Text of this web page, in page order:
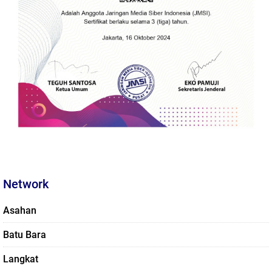
Network
Asahan
Batu Bara
Langkat